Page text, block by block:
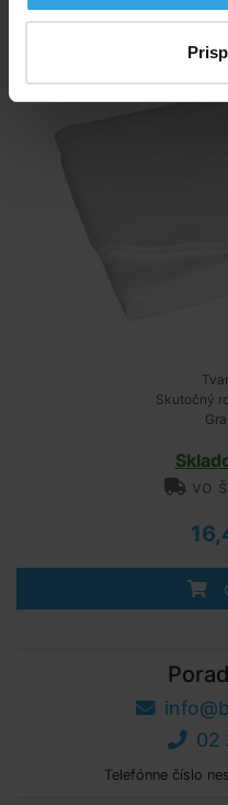
Podložka
Skutočný
vo
02
Telefónne číslo